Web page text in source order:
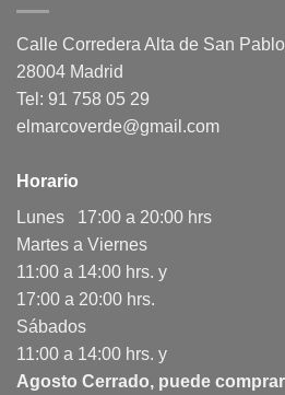
Calle Corredera Alta de San
28004 Madrid
Tel: 91 758 05 29
elmarcoverde@gmail.com
Horario
Lunes 17:00 a 20:00 hrs
Martes a Viernes
11:00 a 14:00 hrs. y
17:00 a 20:00 hrs.
Sábados
11:00 a 14:00 hrs. y
Agosto Cerrado, puede